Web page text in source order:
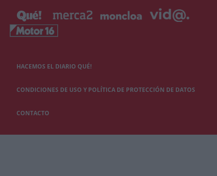
HACEMOS EL DIARIO QUÉ!
CONDICIONES DE USO Y POLÍTICA DE PROTECCIÓN DE DATOS
CONTACTO